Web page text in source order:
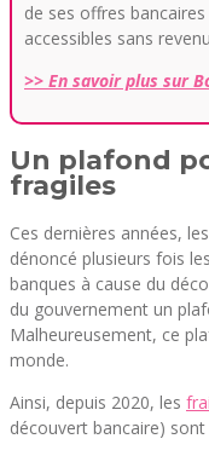
de ses offres
accessibles sans
>> En savoir plus sur
Un plafond
fragiles
Ces dernières années,
dénoncé plusieurs fois
banques à cause du
du gouvernement un
Malheureusement, ce
monde.
Ainsi, depuis 2020, les
découvert bancaire)